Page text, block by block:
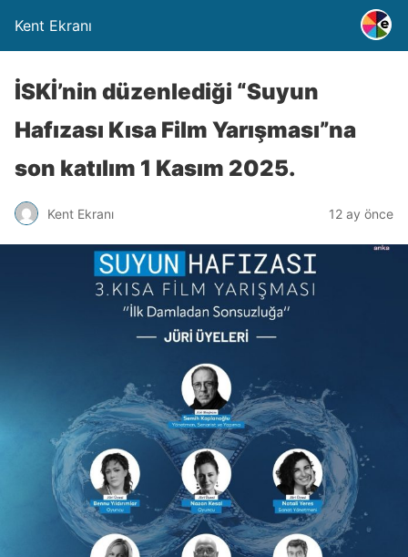
Kent Ekranı
İSKİ’nin düzenlediği “Suyun
Hafızası Kısa Film Yarışması”na
son katılım 1 Kasım 2025.
Kent Ekranı 12 ay önce